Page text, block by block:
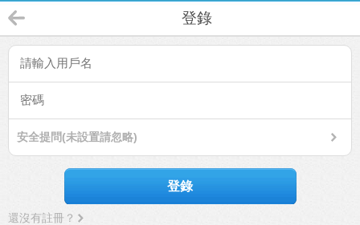
登錄
安全提問(未設置請忽略)
登錄
還沒有註冊？